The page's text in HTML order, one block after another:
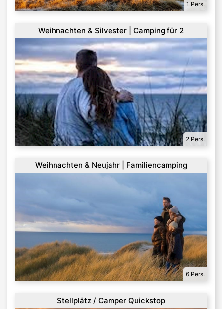
1 Pers.
Weihnachten & Silvester | Camping für 2
2 Pers.
Weihnachten & Neujahr | Familiencamping
6 Pers.
Stellplätz / Camper Quickstop